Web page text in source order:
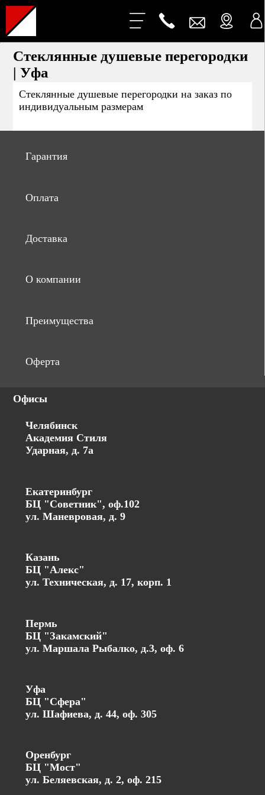
Стеклянные душевые перегородки
| Уфа
Стеклянные душевые перегородки на заказ по
индивидуальным размерам
Гарантия
Оплата
Доставка
О компании
Преимущества
Оферта
Офисы
Челябинск
Академия Стиля
Ударная, д. 7а
Екатеринбург
БЦ "Советник", оф.102
ул. Маневровая, д. 9
Казань
БЦ "Алекс"
ул. Техническая, д. 17, корп. 1
Пермь
БЦ "Закамский"
ул. Маршала Рыбалко, д.3, оф. 6
Уфа
БЦ "Сфера"
ул. Шафиева, д. 44, оф. 305
Оренбург
БЦ "Мост"
ул. Беляевская, д. 2, оф. 215